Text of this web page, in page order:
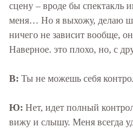
сцену – вроде бы спектакль
меня… Но я выхожу, делаю
ничего не зависит вообще,
Наверное. это плохо, но, с
В: Ты не можешь себя
Ю: Нет, идет полный
вижу и слышу. Меня всегда